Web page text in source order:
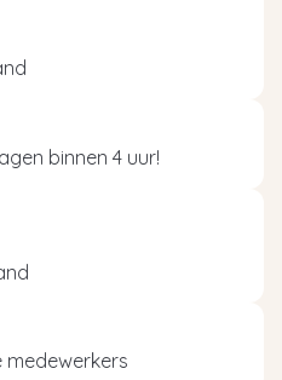
binnen 4 uur!
medewerkers